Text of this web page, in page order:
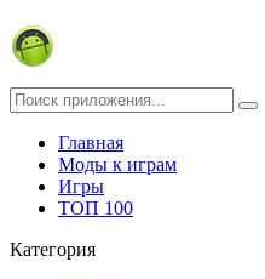
Главная
Моды к играм
Игры
ТОП 100
Категория